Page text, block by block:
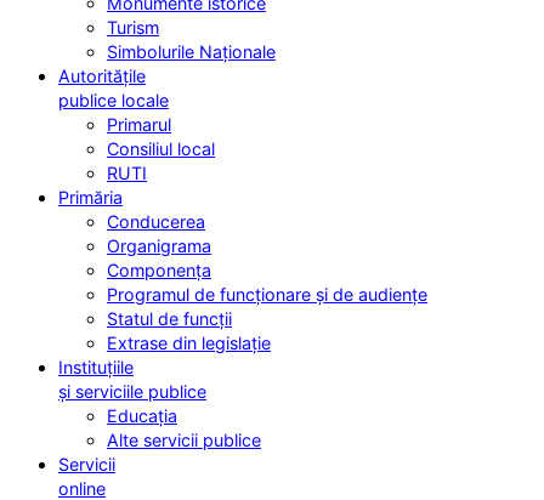
Turism
Simbolurile Naționale
Autoritățile
publice locale
Primarul
Consiliul local
RUTI
Primăria
Conducerea
Organigrama
Componența
Programul de funcționare și de audiențe
Statul de funcții
Extrase din legislație
Instituțiile
și serviciile publice
Educația
Alte servicii publice
Servicii
online